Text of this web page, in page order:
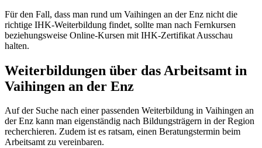
Für den Fall, dass man rund um Vaihingen an der Enz nicht die
richtige IHK-Weiterbildung findet, sollte man nach Fernkursen
beziehungsweise Online-Kursen mit IHK-Zertifikat Ausschau
halten.
Weiterbildungen über das Arbeitsamt in
Vaihingen an der Enz
Auf der Suche nach einer passenden Weiterbildung in Vaihingen an
der Enz kann man eigenständig nach Bildungsträgern in der Region
recherchieren. Zudem ist es ratsam, einen Beratungstermin beim
Arbeitsamt zu vereinbaren.